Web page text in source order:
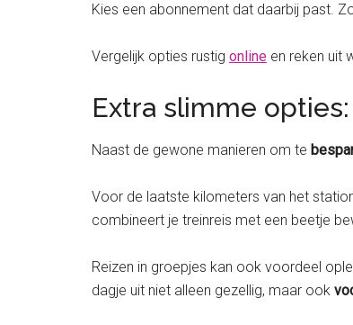
Kies een abonnement dat daarbij past.
Vergelijk opties rustig online en reken uit
Extra slimme
Naast de gewone manieren om te
Voor de laatste kilometers van het
combineert je treinreis met een beetje
Reizen in groepjes kan ook voordeel
dagje uit niet alleen gezellig, maar ook